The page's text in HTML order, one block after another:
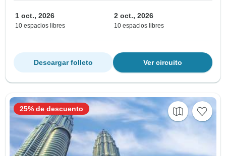
1 oct., 2026
10 espacios libres
2 oct., 2026
10 espacios libres
Ver circuito
Descargar folleto
25% de descuento